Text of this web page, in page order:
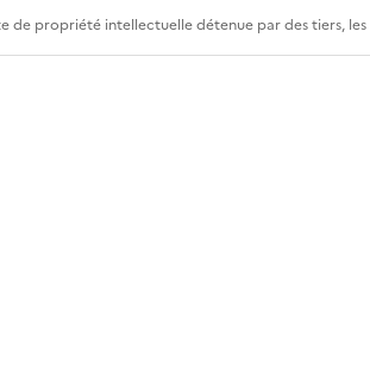
de propriété intellectuelle détenue par des tiers,